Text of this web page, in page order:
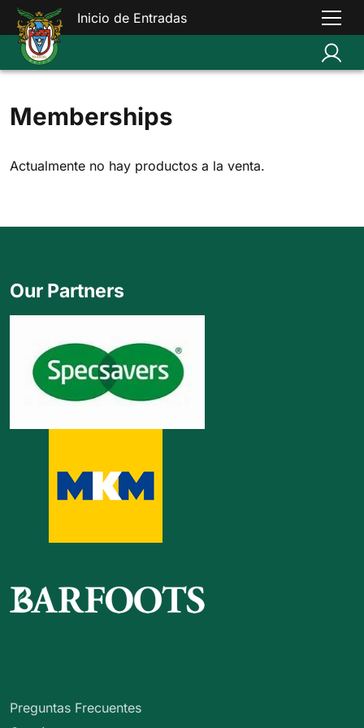
Inicio de Entradas
Memberships
Actualmente no hay productos a la venta.
Preguntas Frecuentes
Our Partners